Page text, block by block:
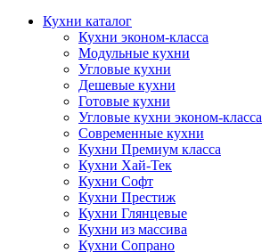
Кухни каталог
Кухни эконом-класса
Модульные кухни
Угловые кухни
Дешевые кухни
Готовые кухни
Угловые кухни эконом-класса
Современные кухни
Кухни Премиум класса
Кухни Хай-Тек
Кухни Софт
Кухни Престиж
Кухни Глянцевые
Кухни из массива
Кухни Сопрано